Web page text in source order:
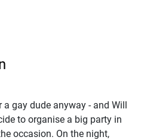
gay dude anyway - and Will
to organise a big party in
occasion. On the night,